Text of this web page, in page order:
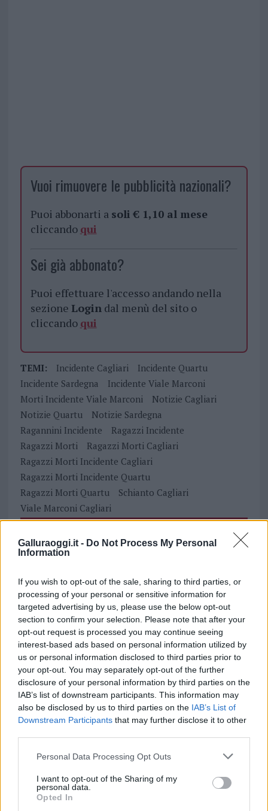
Galluraoggi.it - Do Not Process My Personal
Information
If you wish to opt-out of the sale, sharing to third parties, or
processing of your personal or sensitive information for
targeted advertising by us, please use the below opt-out
section to confirm your selection. Please note that after your
opt-out request is processed you may continue seeing
interest-based ads based on personal information utilized by
us or personal information disclosed to third parties prior to
your opt-out. You may separately opt-out of the further
disclosure of your personal information by third parties on the
IAB’s list of downstream participants. This information may
also be disclosed by us to third parties on the IAB’s List of
Downstream Participants that may further disclose it to other
Please note that this website/app uses one or more Google
not limited to your visit or usage behaviour. You may click to
grant or deny consent to Google and its third-party tags to
use your data for below specified purposes in below Google
Personal Data Processing Opt Outs
I want to opt-out of the Sharing of my
personal data.
Opted In
Vuoi rimuovere le pubblicità nazionali?
Puoi abbonarti a soli € 1,10 al mese
cliccando qui
Sei già abbonato?
Puoi effettuare l'accesso andando nella
sezione Logindal menù del sito o
cliccando qui
TEMI: Incidente Cagliari
Incidente Quartu
Incidente Sardegna
Incidente Viale Marconi
Morti Incidente Viale Marconi
Notizie Cagliari
Notizie Quartu
Notizie Sardegna
Ragannini Incidente
Ragazzi Incidente
Ragazzi Morti
Ragazzi Morti Cagliari
Ragazzi Morti Incidente Cagliari
Ragazzi Morti Incidente Quartu
Ragazzi Morti Quartu
Schianto Cagliari
Viale Marconi Cagliari
Inviaci le tue segnalazioni,
i tuoi video e le tue foto
345 356 7512
Notizie in tempo reale?
Entra nel canale telegram di
GalluraOggi.it
Ricevi le nostre ultime news
da Google News